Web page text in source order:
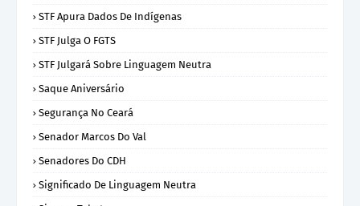
STF Apura Dados De Indígenas
STF Julga O FGTS
STF Julgará Sobre Linguagem Neutra
Saque Aniversário
Segurança No Ceará
Senador Marcos Do Val
Senadores Do CDH
Significado De Linguagem Neutra